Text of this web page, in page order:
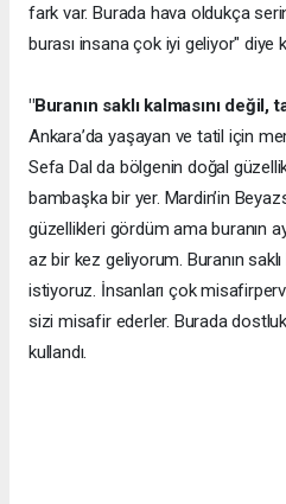
fark var. Burada hava oldukça
burası insana çok iyi geliyor" diye
"Buranın saklı kalmasını değil,
Ankara’da yaşayan ve tatil için
Sefa Dal da bölgenin doğal
bambaşka bir yer. Mardin’in
güzellikleri gördüm ama buranın
az bir kez geliyorum. Buranın saklı
istiyoruz. İnsanları çok
sizi misafir ederler. Burada
kullandı.